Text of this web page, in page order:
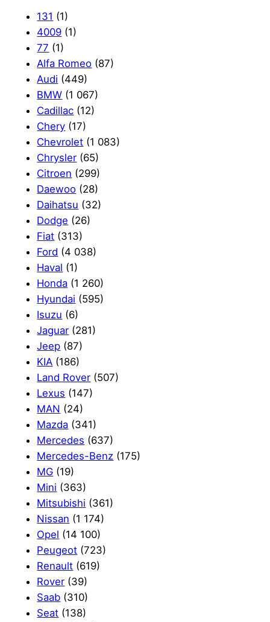
131 (1)
4009 (1)
77 (1)
Alfa Romeo (87)
Audi (449)
BMW (1 067)
Cadillac (12)
Chery (17)
Chevrolet (1 083)
Chrysler (65)
Citroen (299)
Daewoo (28)
Daihatsu (32)
Dodge (26)
Fiat (313)
Ford (4 038)
Haval (1)
Honda (1 260)
Hyundai (595)
Isuzu (6)
Jaguar (281)
Jeep (87)
KIA (186)
Land Rover (507)
Lexus (147)
MAN (24)
Mazda (341)
Mercedes (637)
Mercedes-Benz (175)
MG (19)
Mini (363)
Mitsubishi (361)
Nissan (1 174)
Opel (14 100)
Peugeot (723)
Renault (619)
Rover (39)
Saab (310)
Seat (138)